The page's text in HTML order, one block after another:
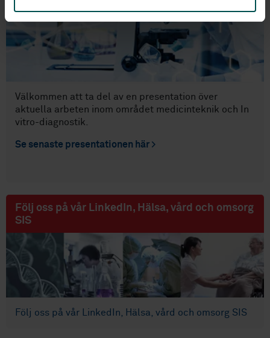
Välkommen att ta del av en presentation över
aktuella arbeten inom området medicinteknik och In
vitro-diagnostik.
Se senaste presentationen här >
Följ oss på vår LinkedIn, Hälsa, vård och omsorg
SIS
Följ oss på vår LinkedIn, Hälsa, vård och omsorg SIS